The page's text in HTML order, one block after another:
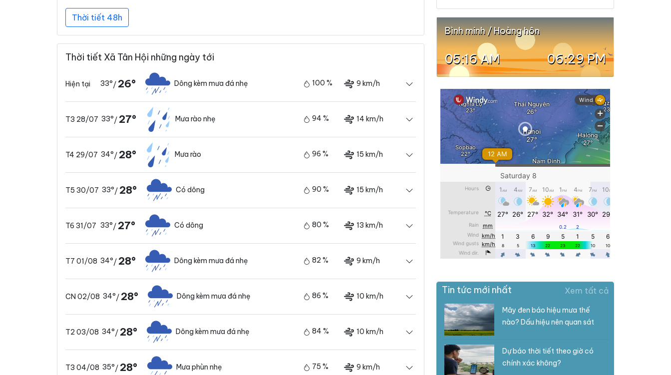
Thời tiết 48h
Thời tiết Xã Tân Hội những ngày tới
Hiện tại 33°/ 26° Dông kèm mưa đá nhẹ 100 % 9 km/h
T3 28/07 33°/ 27° Mưa rào nhẹ 94 % 14 km/h
T4 29/07 34°/ 28° Mưa rào 96 % 15 km/h
T5 30/07 33°/ 28° Có dông 90 % 15 km/h
T6 31/07 33°/ 27° Có dông 80 % 13 km/h
T7 01/08 34°/ 28° Dông kèm mưa đá nhẹ 82 % 9 km/h
CN 02/08 34°/ 28° Dông kèm mưa đá nhẹ 86 % 10 km/h
T2 03/08 34°/ 28° Dông kèm mưa đá nhẹ 84 % 10 km/h
T3 04/08 35°/ 28° Mưa phùn nhẹ 75 % 9 km/h
Bình minh / Hoàng hôn
05:16 AM 06:29 PM
Tin tức mới nhất Xem tất cả
Mây đen báo hiệu mưa thế
nào? Dấu hiệu nên quan sát
Dự báo thời tiết theo giờ có
chính xác không?